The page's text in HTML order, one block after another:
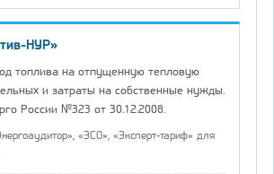
НУР»
топлива на отпущенную тепловую
и затраты на собственные нужды.
России №323 от 30.12.2008.
«ЭСО», «Эксперт-тариф» для